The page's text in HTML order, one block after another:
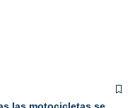
las motocicletas se